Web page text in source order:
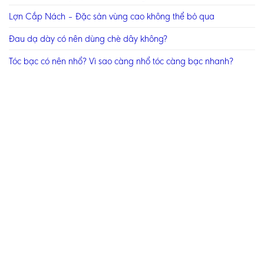
Lợn Cắp Nách – Đặc sản vùng cao không thể bỏ qua
Đau dạ dày có nên dùng chè dây không?
Tóc bạc có nên nhổ? Vì sao càng nhổ tóc càng bạc nhanh?